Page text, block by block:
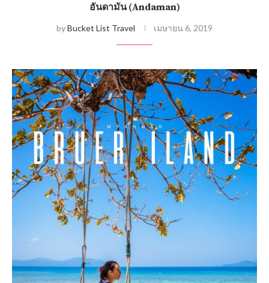
อันดามัน (Andaman)
byBucket List Travel เมษายน 6, 2019